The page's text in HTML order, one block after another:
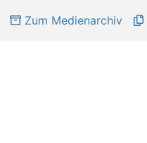
Zum Medienarchiv